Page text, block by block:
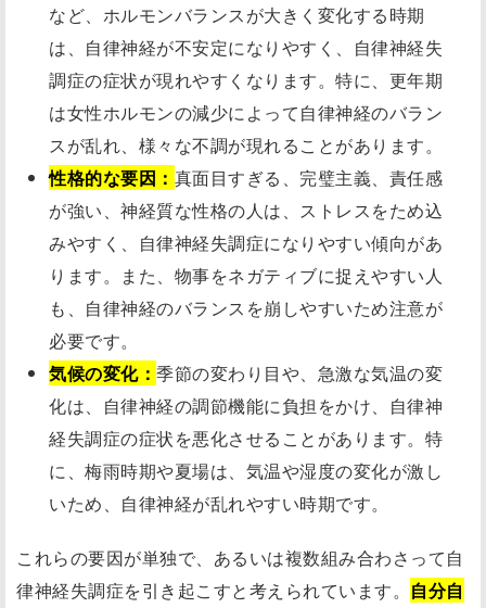
など、ホルモンバランスが大きく変化する時期
は、自律神経が不安定になりやすく、自律神経失
調症の症状が現れやすくなります。特に、更年期
は女性ホルモンの減少によって自律神経のバラン
スが乱れ、様々な不調が現れることがあります。
性格的な要因： 真面目すぎる、完璧主義、責任感
が強い、神経質な性格の人は、ストレスをため込
みやすく、自律神経失調症になりやすい傾向があ
ります。また、物事をネガティブに捉えやすい人
も、自律神経のバランスを崩しやすいため注意が
必要です。
気候の変化： 季節の変わり目や、急激な気温の変
化は、自律神経の調節機能に負担をかけ、自律神
経失調症の症状を悪化させることがあります。特
に、梅雨時期や夏場は、気温や湿度の変化が激し
いため、自律神経が乱れやすい時期です。
これらの要因が単独で、あるいは複数組み合わさって自
律神経失調症を引き起こすと考えられています。 自分自